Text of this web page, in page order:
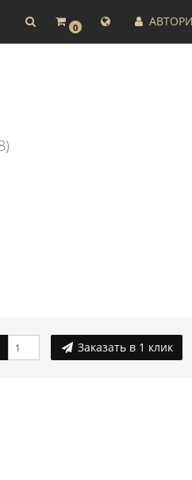
0
Заказать в 1 клик